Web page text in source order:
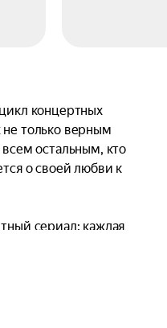
концертных
только верным
остальным, кто
о своей любви к
сериал: каждая
под своим названием,
жанра.